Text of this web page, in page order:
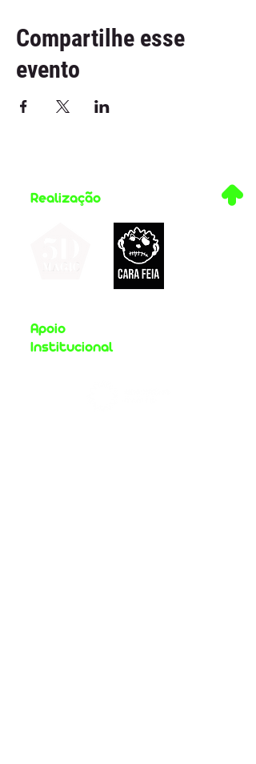
Compartilhe esse
evento
Realização .
Apoio
Institucional